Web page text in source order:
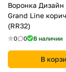
Воронка
Grand Line
(RR32)
0 0 В наличии
В